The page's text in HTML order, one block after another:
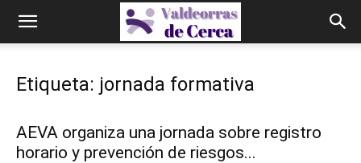
Etiqueta: jornada formativa
AEVA organiza una jornada sobre registro
horario y prevención de riesgos...